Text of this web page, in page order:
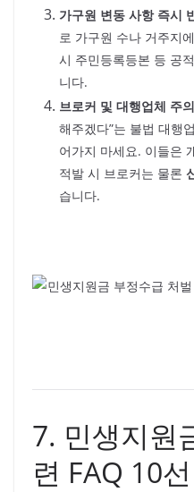
가구원 변동 사항 즉시
로 가구원 수나 거주지
시 주민등록등본 등 공
니다.
브로커 및 대행업체 주
해주겠다”는 불법 대행
어가지 마세요. 이들은
적발 시 브로커는 물론
습니다.
7. 민생지원
련 FAQ 10선